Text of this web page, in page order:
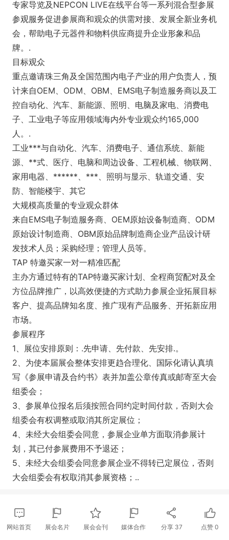
专家导览及NEPCON LIVE在线平台等一系列混合型参展
参观服务促进参展商和观众的供需对接、发展全新业务机
会，帮助电子元器件和物料供应商提升企业形象和品
牌。.
目标观众
重点邀请珠三角及全国范围内电子产业的用户负责人，预
计来自OEM、ODM、OBM、EMS电子制造服务商以及工
控自动化、汽车、新能源、照明、电脑及家电、消费电
子、工业电子等应用领域海内外专业观众约165,000
人。.
工业***与自动化、汽车、消费电子、通信系统、新能
源、**式、医疗、电脑和周边设备、工程机械、物联网、
家用电器、******、***、照明与显示、轨道交通、安
防、智能楼宇、其它
大规模高质量的专业观众群体
来自EMS电子制造服务商、OEM原始设备制造商、ODM
原始设计制造商、OBM原始品牌制造商企业产品设计研
发技术人员；采购经理；管理人员等。
TAP 特邀买家一对一精准匹配
主办方通过特有的TAP特邀买家计划、全程商贸配对及全
方位品牌推广，以高效便捷的方式助力参展企业拓展目标
客户、提高品牌知名度、推广现有产品服务、开拓新应用
市场。
参展程序
1、展位安排原则：.先申请、先付款、先安排.。
2、为使本届展会整体安排更趋合理化、国际化请认真填
写《参展申请及合约书》表并加盖公章传真或邮寄至大会
组委会；
3、参展单位报名后须按照合同约定时间付款，否则大会
组委会有权调整或取消其所定展位；
4、未经大会组委会同意，参展企业单方面取消参展计
划，其已付参展费用不予退还；
5、未经大会组委会同意参展企业不得转已定展位，否则
大会组委会有权取消其参展资格；..
网站首页 展会名片 展会会刊 媒体合作 分享 37 点赞0